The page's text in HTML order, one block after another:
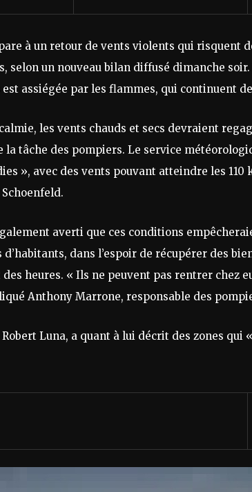
à un retour de vents violents qui risquent
selon un nouveau bilan diffusé dimanche
assiégée par les flammes, qui continuent
les vents chauds et secs devraient
la tâche des pompiers. Le service
», avec des vents pouvant atteindre les
averti que ces conditions
dans l’espoir de récupérer des
heures. « Ils ne peuvent pas rentrer chez
Anthony Marrone, responsable des
Luna, a quant à lui décrit des zones qui